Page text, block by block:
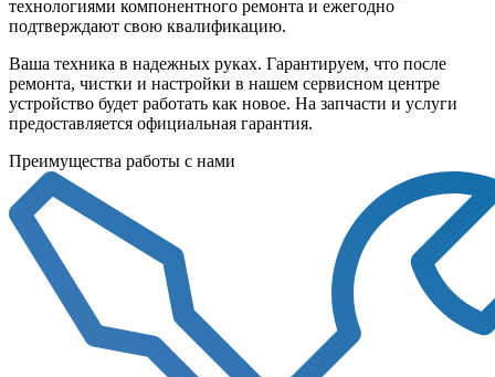
технологиями компонентного ремонта и ежегодно
подтверждают свою квалификацию.
Ваша техника в надежных руках. Гарантируем, что после
ремонта, чистки и настройки в нашем сервисном центре
устройство будет работать как новое. На запчасти и услуги
предоставляется официальная гарантия.
Преимущества работы с нами